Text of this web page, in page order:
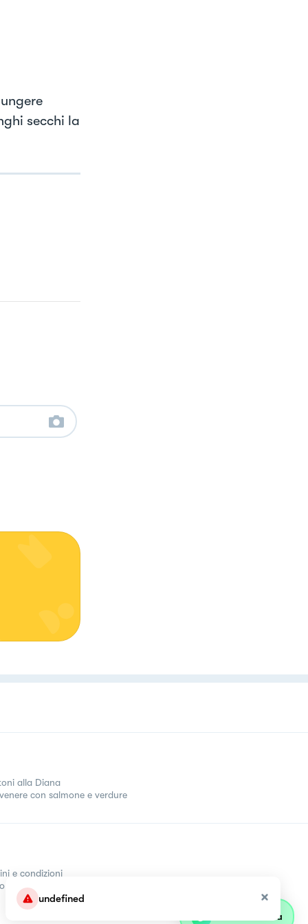
undefined
secchi la
alla Diana
con salmone e verdure
e condizioni
Parla con olivia